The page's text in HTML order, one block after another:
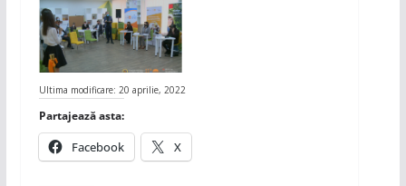
Ultima modificare: 20 aprilie, 2022
Partajează asta:
Facebook X